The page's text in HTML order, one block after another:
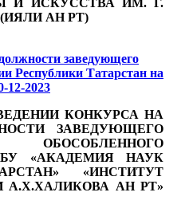
АН РТ)
заведующего
Республики Татарстан на
12-2023
КОНКУРСА НА
ЗАВЕДУЮЩЕГО
«АКАДЕМИЯ НАУК
«ИНСТИТУТ
А.Х.ХАЛИКОВА АН РТ»